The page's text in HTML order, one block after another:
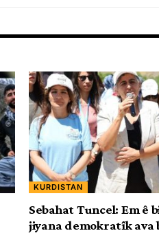
KURDISTAN
Sebahat Tuncel: Em ê
jiyana demokratîk ava